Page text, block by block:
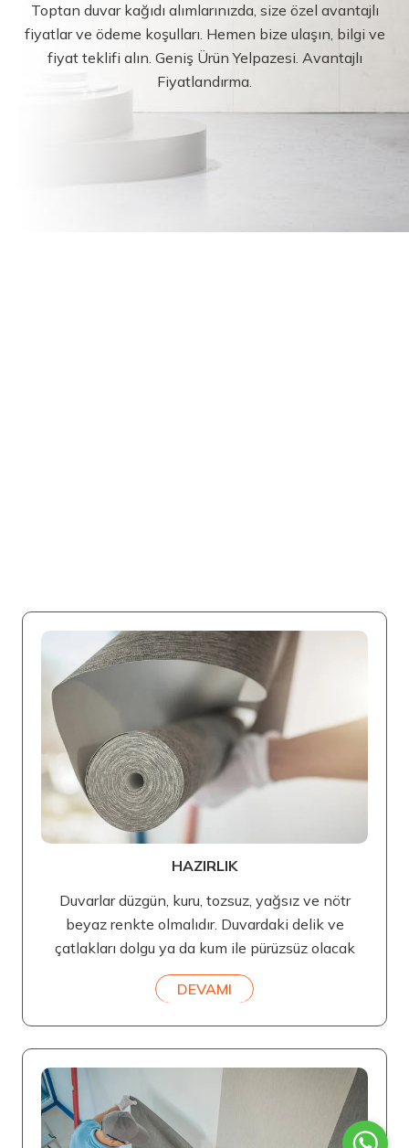
Toptan duvar kağıdı alımlarınızda, size özel avantajlı
fiyatlar ve ödeme koşulları. Hemen bize ulaşın, bilgi ve
fiyat teklifi alın. Geniş Ürün Yelpazesi. Avantajlı
Fiyatlandırma.
HAZIRLIK
Duvarlar düzgün, kuru, tozsuz, yağsız ve nötr
beyaz renkte olmalıdır. Duvardaki delik ve
çatlakları dolgu ya da kum ile pürüzsüz olacak
DEVAMI